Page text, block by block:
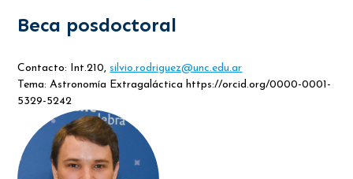
Beca posdoctoral
Contacto: Int.210, silvio.rodriguez@unc.edu.ar
Tema: Astronomía Extragaláctica https://orcid.org/0000-0001-
5329-5242